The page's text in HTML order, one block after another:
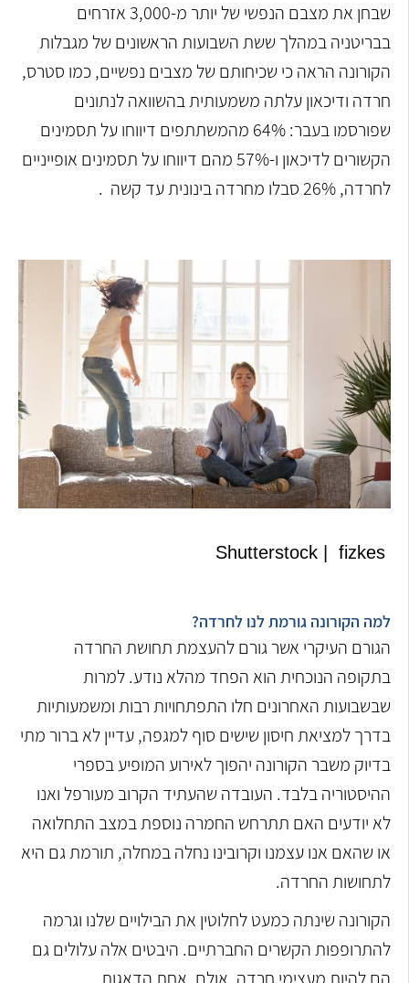
שבחן את מצבם הנפשי של יותר מ-3,000 אזרחים
בבריטניה במהלך ששת השבועות הראשונים של מגבלות
הקורונה הראה כי שכיחותם של מצבים נפשיים, כמו סטרס,
חרדה ודיכאון עלתה משמעותית בהשוואה לנתונים
שפורסמו בעבר: 64% מהמשתתפים דיווחו על תסמינים
הקשורים לדיכאון ו-57% מהם דיווחו על תסמינים אופייניים
לחרדה, 26% סבלו מחרדה בינונית עד קשה .
למה הקורונה גורמת לנו לחרדה?
הגורם העיקרי אשר גורם להעצמת תחושת החרדה
בתקופה הנוכחית הוא הפחד מהלא נודע. למרות
שבשבועות האחרונים חלו התפתחויות רבות ומשמעותיות
בדרך למציאת חיסון שישים סוף למגפה, עדיין לא ברור מתי
בדיוק משבר הקורונה יהפוך לאירוע המופיע בספרי
ההיסטוריה בלבד. העובדה שהעתיד הקרוב מעורפל ואנו
לא יודעים האם תתרחש החמרה נוספת במצב התחלואה
או שהאם אנו עצמנו וקרובינו נחלה במחלה, תורמת גם היא
לתחושות החרדה.
הקורונה שינתה כמעט לחלוטין את הבילויים שלנו וגרמה
להתרופפות הקשרים החברתיים. היבטים אלה עלולים גם